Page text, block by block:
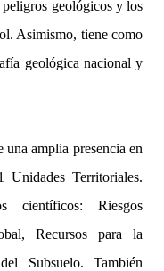
peligros geológicos y los
Asimismo, tiene como
geológica nacional y
amplia presencia en
Unidades Territoriales.
científicos: Riesgos
Recursos para la
Subsuelo. También